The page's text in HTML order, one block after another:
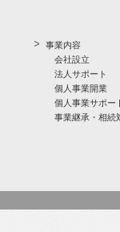
事業内容
会社設立
法人サポート
個人事業開業
個人事業サポー
事業継承・相続